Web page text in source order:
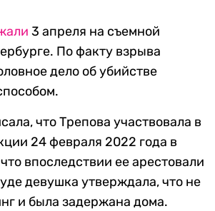
3 апреля на съемной
По факту взрыва
дело об убийстве
что Трепова участвовала в
24 февраля 2022 года в
впоследствии ее арестовали
девушка утверждала, что не
и была задержана дома.